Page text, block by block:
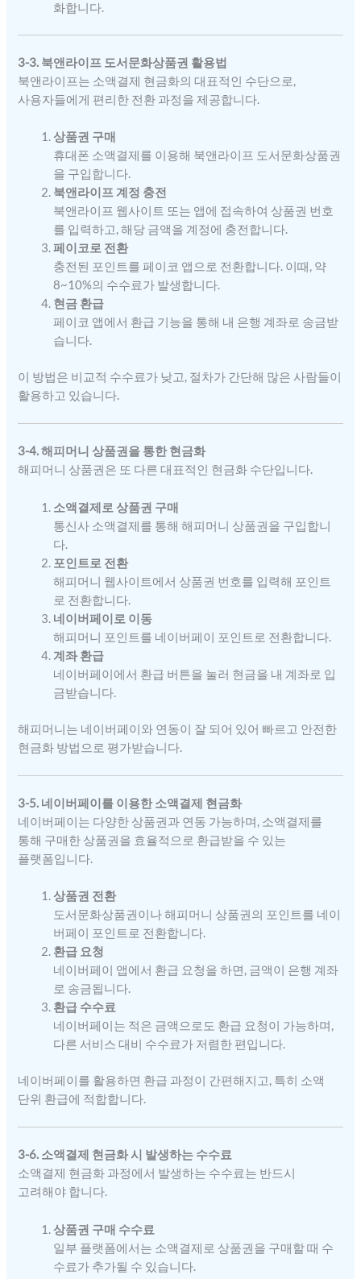
화합니다.
3-3. 북앤라이프 도서문화상품권 활용법
북앤라이프는 소액결제 현금화의 대표적인 수단으로,
사용자들에게 편리한 전환 과정을 제공합니다.
상품권 구매
휴대폰 소액결제를 이용해 북앤라이프 도서문화상품권
을 구입합니다.
북앤라이프 계정 충전
북앤라이프 웹사이트 또는 앱에 접속하여 상품권 번호
를 입력하고, 해당 금액을 계정에 충전합니다.
페이코로 전환
충전된 포인트를 페이코 앱으로 전환합니다. 이때, 약
8~10%의 수수료가 발생합니다.
현금 환급
페이코 앱에서 환급 기능을 통해 내 은행 계좌로 송금받
습니다.
이 방법은 비교적 수수료가 낮고, 절차가 간단해 많은 사람들이
활용하고 있습니다.
3-4. 해피머니 상품권을 통한 현금화
해피머니 상품권은 또 다른 대표적인 현금화 수단입니다.
소액결제로 상품권 구매
통신사 소액결제를 통해 해피머니 상품권을 구입합니
다.
포인트로 전환
해피머니 웹사이트에서 상품권 번호를 입력해 포인트
로 전환합니다.
네이버페이로 이동
해피머니 포인트를 네이버페이 포인트로 전환합니다.
계좌 환급
네이버페이에서 환급 버튼을 눌러 현금을 내 계좌로 입
금받습니다.
해피머니는 네이버페이와 연동이 잘 되어 있어 빠르고 안전한
현금화 방법으로 평가받습니다.
3-5. 네이버페이를 이용한 소액결제 현금화
네이버페이는 다양한 상품권과 연동 가능하며, 소액결제를
통해 구매한 상품권을 효율적으로 환급받을 수 있는
플랫폼입니다.
상품권 전환
도서문화상품권이나 해피머니 상품권의 포인트를 네이
버페이 포인트로 전환합니다.
환급 요청
네이버페이 앱에서 환급 요청을 하면, 금액이 은행 계좌
로 송금됩니다.
환급 수수료
네이버페이는 적은 금액으로도 환급 요청이 가능하며,
다른 서비스 대비 수수료가 저렴한 편입니다.
네이버페이를 활용하면 환급 과정이 간편해지고, 특히 소액
단위 환급에 적합합니다.
3-6. 소액결제 현금화 시 발생하는 수수료
소액결제 현금화 과정에서 발생하는 수수료는 반드시
고려해야 합니다.
상품권 구매 수수료
일부 플랫폼에서는 소액결제로 상품권을 구매할 때 수
수료가 추가될 수 있습니다.